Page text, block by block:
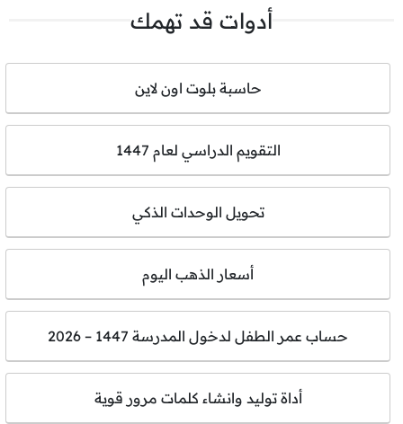
أدوات قد تهمك
حاسبة بلوت اون لاين
التقويم الدراسي لعام 1447
تحويل الوحدات الذكي
أسعار الذهب اليوم
حساب عمر الطفل لدخول المدرسة 1447 – 2026
أداة توليد وانشاء كلمات مرور قوية